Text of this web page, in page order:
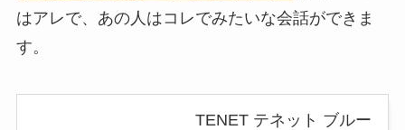
はアレで、あの人はコレでみたいな会話ができま
す。
TENET テネット ブルー